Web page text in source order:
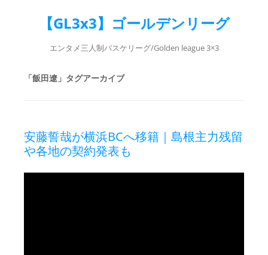
【GL3x3】ゴールデンリーグ
エンタメ三人制バスケリーグ/Golden league 3×3
「飯田遼 」タグアーカイブ
安藤誓哉が横浜BCへ移籍｜島根主力残留
や各地の契約発表も